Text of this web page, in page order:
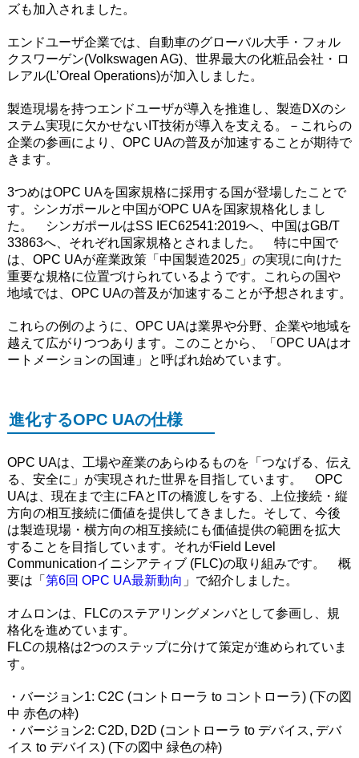
ズも加入されました。
エンドユーザ企業では、自動車のグローバル大手・フォル
クスワーゲン(Volkswagen AG)、世界最大の化粧品会社・ロ
レアル(L’Oreal Operations)が加入しました。
製造現場を持つエンドユーザが導入を推進し、製造DXのシ
ステム実現に欠かせないIT技術が導入を支える。－これらの
企業の参画により、OPC UAの普及が加速することが期待で
きます。
3つめはOPC UAを国家規格に採用する国が登場したことで
す。シンガポールと中国がOPC UAを国家規格化しまし
た。 シンガポールはSS IEC62541:2019へ、中国はGB/T
33863へ、それぞれ国家規格とされました。 特に中国で
は、OPC UAが産業政策「中国製造2025」の実現に向けた
重要な規格に位置づけられているようです。これらの国や
地域では、OPC UAの普及が加速することが予想されます。
これらの例のように、OPC UAは業界や分野、企業や地域を
越えて広がりつつあります。このことから、「OPC UAはオ
ートメーションの国連」と呼ばれ始めています。
進化するOPC UAの仕様
OPC UAは、工場や産業のあらゆるものを「つなげる、伝え
る、安全に」が実現された世界を目指しています。 OPC
UAは、現在まで主にFAとITの橋渡しをする、上位接続・縦
方向の相互接続に価値を提供してきました。そして、今後
は製造現場・横方向の相互接続にも価値提供の範囲を拡大
することを目指しています。それがField Level
Communicationイニシアティブ (FLC)の取り組みです。 概
要は「 第6回 OPC UA最新動向 」で紹介しました。
オムロンは、FLCのステアリングメンバとして参画し、規
格化を進めています。
FLCの規格は2つのステップに分けて策定が進められていま
す。
・バージョン1: C2C (コントローラ to コントローラ) (下の図
中 赤色の枠)
・バージョン2: C2D, D2D (コントローラ to デバイス, デバ
イス to デバイス) (下の図中 緑色の枠)